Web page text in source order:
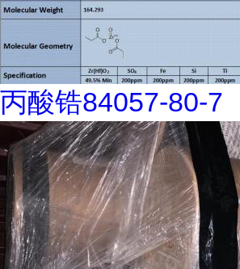
丙酸锆84057-80-7